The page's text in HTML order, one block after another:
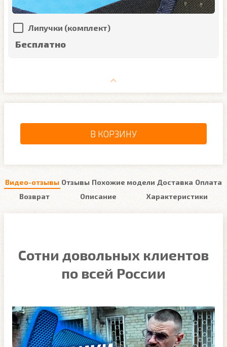
Липучки (комплект)
Бесплатно
В КОРЗИНУ
Видео-отзывы Отзывы Похожие модели Доставка Оплата
Возврат
Описание Характеристики
Сотни довольных клиентов
по всей России